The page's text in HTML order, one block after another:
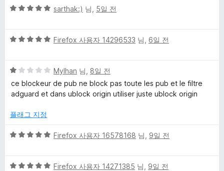
점
점
점
5
점
점
sarthak:) 님, 5일 전
5
점
에
5
Firefox 사용자 14296533 님, 6일 전
5
점
만
에
점
Mylhan 님, 8일 전
ce blockeur de pub ne block pas toute les pub et le filtre
adguard et dans ublock origin utiliser juste ublock origin
플래그 지정
5
점
Firefox 사용자 16578168 님, 9일 전
5
Firefox 사용자 14271385 님, 9일 전